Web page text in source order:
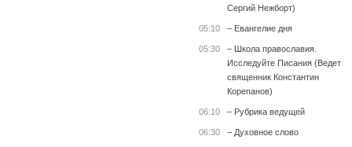
Сергий Нежборт)
05:10 – Евангелие дня
05:30
– Школа православия.
Исследуйте Писания (Ведет
священник Константин
Корепанов)
06:10 – Рубрика ведущей
06:30 – Духовное слово